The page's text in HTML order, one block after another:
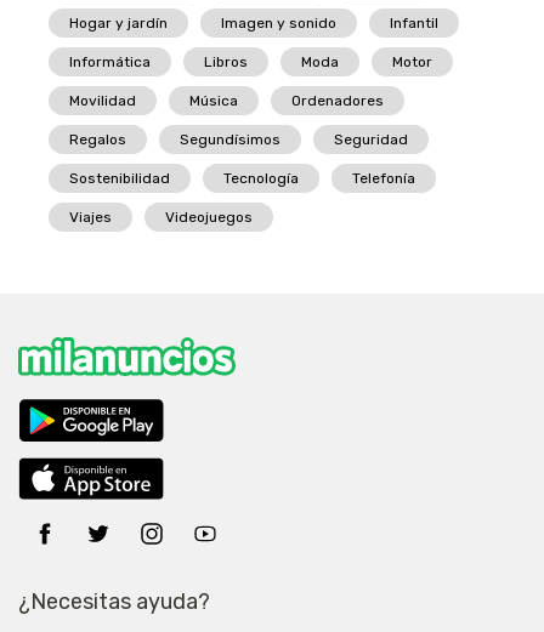
Hogar y jardín Imagen y sonido Infantil
Informática Libros Moda Motor
Movilidad Música Ordenadores
Regalos Segundísimos Seguridad
Sostenibilidad Tecnología Telefonía
Viajes Videojuegos
¿Necesitas ayuda?